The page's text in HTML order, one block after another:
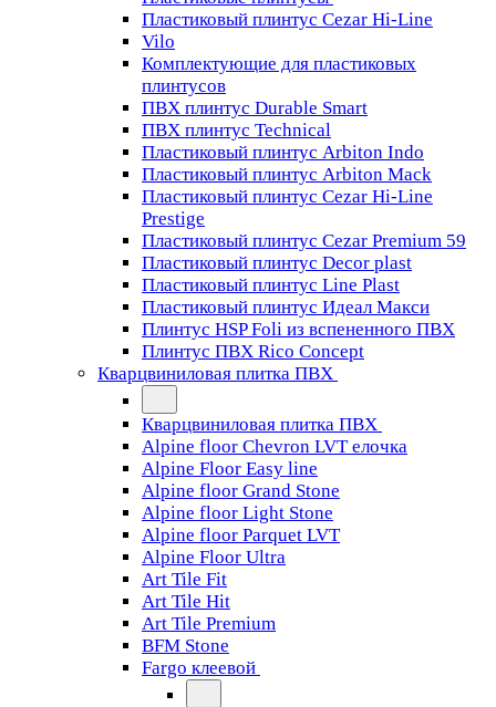
Пластиковый плинтус Cezar Hi-Line
Vilo
Комплектующие для пластиковых
плинтусов
ПВХ плинтус Durable Smart
ПВХ плинтус Technical
Пластиковый плинтус Arbiton Indo
Пластиковый плинтус Arbiton Mack
Пластиковый плинтус Cezar Hi-Line
Prestige
Пластиковый плинтус Cezar Premium 59
Пластиковый плинтус Decor plast
Пластиковый плинтус Line Plast
Пластиковый плинтус Идеал Макси
Плинтус HSP Foli из вспененного ПВХ
Плинтус ПВХ Rico Concept
Кварцвиниловая плитка ПВХ
Кварцвиниловая плитка ПВХ
Alpine floor Chevron LVT елочка
Alpine Floor Easy line
Alpine floor Grand Stone
Alpine floor Light Stone
Alpine floor Parquet LVT
Alpine Floor Ultra
Art Tile Fit
Art Tile Hit
Art Tile Premium
BFM Stone
Fargo клеевой